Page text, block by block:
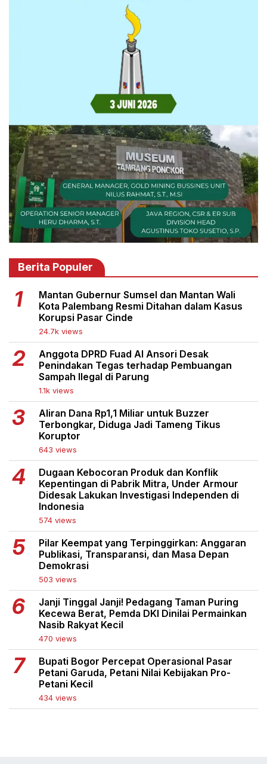
Berita Populer
Mantan Gubernur Sumsel dan Mantan Wali
Kota Palembang Resmi Ditahan dalam Kasus
Korupsi Pasar Cinde
24.7k views
Anggota DPRD Fuad Al Ansori Desak
Penindakan Tegas terhadap Pembuangan
Sampah Ilegal di Parung
1.1k views
Aliran Dana Rp1,1 Miliar untuk Buzzer
Terbongkar, Diduga Jadi Tameng Tikus
Koruptor
643 views
Dugaan Kebocoran Produk dan Konflik
Kepentingan di Pabrik Mitra, Under Armour
Didesak Lakukan Investigasi Independen di
Indonesia
574 views
Pilar Keempat yang Terpinggirkan: Anggaran
Publikasi, Transparansi, dan Masa Depan
Demokrasi
503 views
Janji Tinggal Janji! Pedagang Taman Puring
Kecewa Berat, Pemda DKI Dinilai Permainkan
Nasib Rakyat Kecil
470 views
Bupati Bogor Percepat Operasional Pasar
Petani Garuda, Petani Nilai Kebijakan Pro-
Petani Kecil
434 views